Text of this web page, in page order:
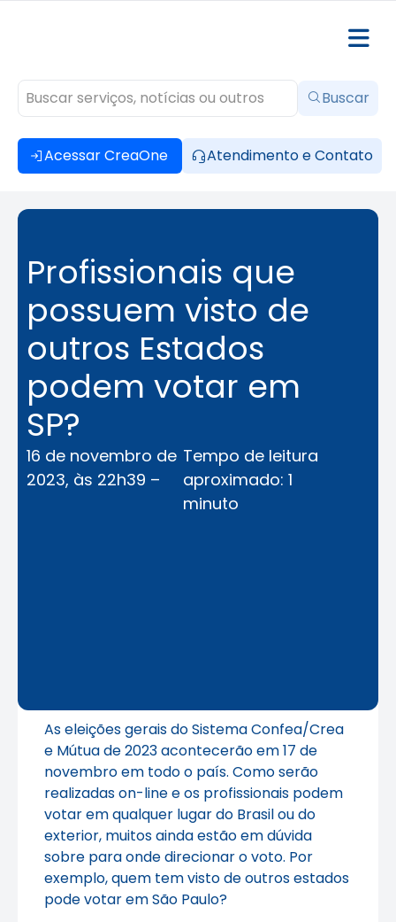
Acessar CreaOne Atendimento e Contato
Buscar
Profissionais que
possuem visto de
outros Estados
podem votar em
SP?
16 de novembro de
2023, às 22h39 –
Tempo de leitura
aproximado: 1
minuto
As eleições gerais do Sistema Confea/Crea
e Mútua de 2023 acontecerão em 17 de
novembro em todo o país. Como serão
realizadas on-line e os profissionais podem
votar em qualquer lugar do Brasil ou do
exterior, muitos ainda estão em dúvida
sobre para onde direcionar o voto. Por
exemplo, quem tem visto de outros estados
pode votar em São Paulo?